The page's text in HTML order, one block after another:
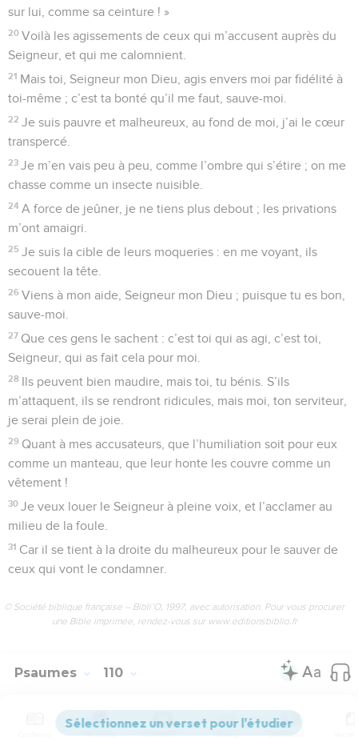
sur lui, comme sa ceinture ! »
20 Voilà les agissements de ceux qui m’accusent auprès du
Seigneur, et qui me calomnient.
21 Mais toi, Seigneur mon Dieu, agis envers moi par fidélité à
toi-même ; c’est ta bonté qu’il me faut, sauve-moi.
22 Je suis pauvre et malheureux, au fond de moi, j’ai le cœur
transpercé.
23 Je m’en vais peu à peu, comme l’ombre qui s’étire ; on me
chasse comme un insecte nuisible.
24 A force de jeûner, je ne tiens plus debout ; les privations
m’ont amaigri.
25 Je suis la cible de leurs moqueries : en me voyant, ils
secouent la tête.
26 Viens à mon aide, Seigneur mon Dieu ; puisque tu es bon,
sauve-moi.
27 Que ces gens le sachent : c’est toi qui as agi, c’est toi,
Seigneur, qui as fait cela pour moi.
28 Ils peuvent bien maudire, mais toi, tu bénis. S’ils
m’attaquent, ils se rendront ridicules, mais moi, ton serviteur,
je serai plein de joie.
29 Quant à mes accusateurs, que l’humiliation soit pour eux
comme un manteau, que leur honte les couvre comme un
vêtement !
30 Je veux louer le Seigneur à pleine voix, et l’acclamer au
milieu de la foule.
31 Car il se tient à la droite du malheureux pour le sauver de
ceux qui vont le condamner.
© Société biblique française – Bibli’O, 1997, avec autorisation. Pour vous procurer
une Bible imprimée, rendez-vous sur www.editionsbiblio.fr
Psaumes 110
Seuls les Évangiles sont disponibles en vidéo pour le moment.
Versions Commentaires Strong